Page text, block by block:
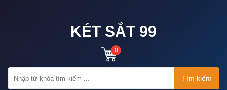
KÉT SẮT 99
0
Tìm kiếm